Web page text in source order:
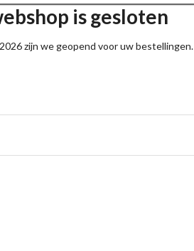
is gesloten
zijn we geopend voor uw bestellingen.